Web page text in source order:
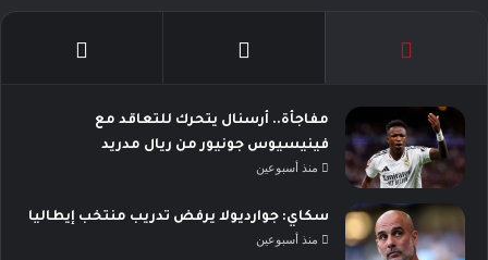
مفاجأة.. أرسنال يتحرك للتعاقد مع
فينيسيوس جونيور من ريال مدريد
منذ أسبوعين
سكاي: جوارديولا يرفض تدريب منتخب إيطاليا
منذ أسبوعين